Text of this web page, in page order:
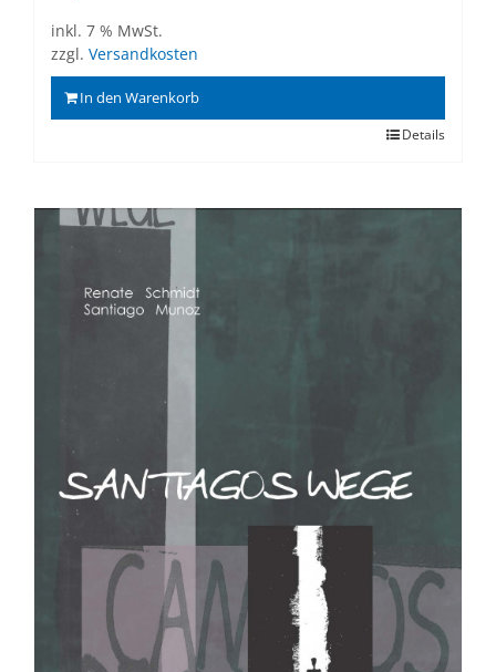
inkl. 7 % MwSt.
zzgl. Versandkosten
In den Warenkorb
Details